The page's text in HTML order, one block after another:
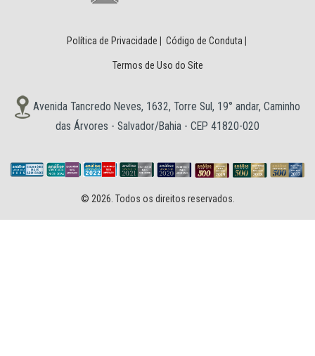
Política de Privacidade Código de Conduta
Termos de Uso do Site
Avenida Tancredo Neves, 1632, Torre Sul, 19° andar, Caminho
das Árvores - Salvador/Bahia - CEP 41820-020
© 2026. Todos os direitos reservados.